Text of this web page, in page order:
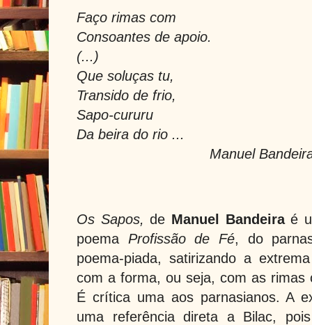
Faço rimas com
Consoantes de apoio.
(...)
Que soluças tu,
Transido de frio,
Sapo-cururu
Da beira do rio ...
Manuel
Os Sapos, de Manuel Bandeiraé
poema Profissão de Fé, do
poema-piada, satirizando a
com a forma, ou seja, com as rimas
É crítica uma aos parnasianos. A
uma referência direta a Bilac,